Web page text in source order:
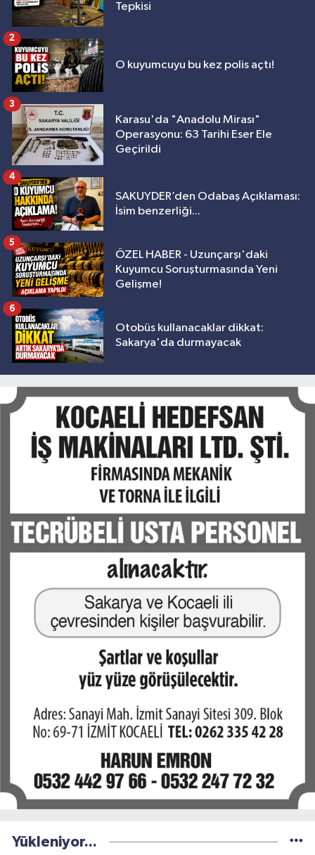
Tepkisi
O kuyumcuyu bu kez polis açtı!
2
Karasu'da "Anadolu Mirası"
Operasyonu: 63 Tarihi Eser Ele
Geçirildi
3
SAKUYDER’den Odabaş Açıklaması:
İsim benzerliği...
4
ÖZEL HABER - Uzunçarşı'daki
Kuyumcu Soruşturmasında Yeni
Gelişme!
5
Otobüs kullanacaklar dikkat:
Sakarya'da durmayacak
6
Yükleniyor...